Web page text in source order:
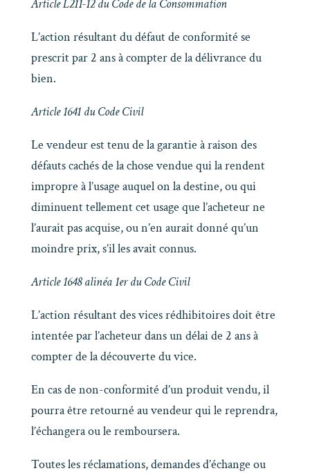
Article L211-12 du Code de la Consommation
L’action résultant du défaut de conformité se
prescrit par 2 ans à compter de la délivrance du
bien.
Article 1641 du Code Civil
Le vendeur est tenu de la garantie à raison des
défauts cachés de la chose vendue qui la rendent
impropre à l’usage auquel on la destine, ou qui
diminuent tellement cet usage que l’acheteur ne
l’aurait pas acquise, ou n’en aurait donné qu’un
moindre prix, s’il les avait connus.
Article 1648 alinéa 1er du Code Civil
L’action résultant des vices rédhibitoires doit être
intentée par l’acheteur dans un délai de 2 ans à
compter de la découverte du vice.
En cas de non-conformité d’un produit vendu, il
pourra être retourné au vendeur qui le reprendra,
l’échangera ou le remboursera.
Toutes les réclamations, demandes d’échange ou